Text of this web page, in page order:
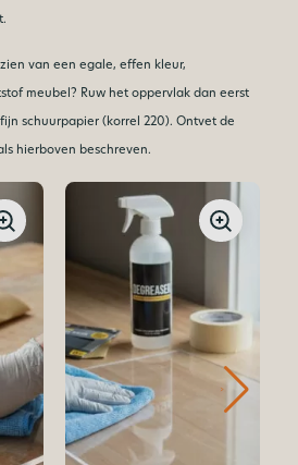
van een egale, effen kleur,
meubel? Ruw het oppervlak dan eerst
schuurpapier (korrel 220). Ontvet de
hierboven beschreven.